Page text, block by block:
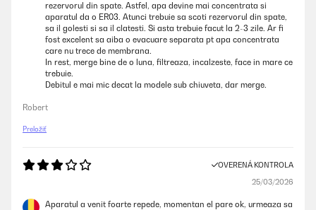
rezervorul din spate. Astfel, apa devine mai concentrata si
aparatul da o ER03. Atunci trebuie sa scoti rezervorul din spate,
sa il golesti si sa il clatesti. Si asta trebuie facut la 2-3 zile. Ar fi
fost excelent sa aiba o evacuare separata pt apa concentrata
care nu trece de membrana.
In rest, merge bine de o luna, filtreaza, incalzeste, face in mare ce
trebuie.
Debitul e mai mic decat la modele sub chiuveta, dar merge.
Robert
Preložiť
OVERENÁ KONTROLA
25/03/2026
Aparatul a venit foarte repede, momentan el pare ok, urmeaza sa